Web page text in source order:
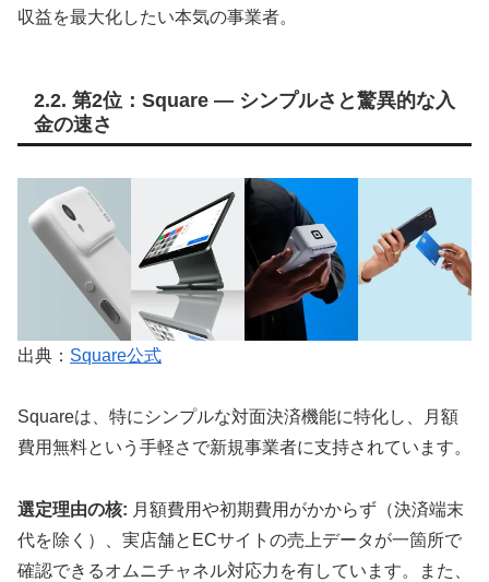
収益を最大化したい本気の事業者。
2.2. 第2位：Square — シンプルさと驚異的な入
金の速さ
出典： Square公式
Squareは、特にシンプルな対面決済機能に特化し、月額
費用無料という手軽さで新規事業者に支持されています。
選定理由の核: 月額費用や初期費用がかからず（決済端末
代を除く）、実店舗とECサイトの売上データが一箇所で
確認できるオムニチャネル対応力を有しています。また、